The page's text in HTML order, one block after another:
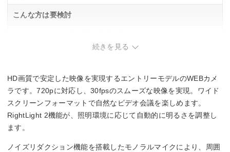
こんな方は要検討
・広い視野角で大人数を映したい方。
続きを見る
HD画質で安定した映像を実現するエントリーモデルのWEBカメ
ラです。720pに対応し、30fpsのスムーズな映像を実現。ワイド
スクリーンフォーマットで自然なビデオ会議を楽しめます。
RightLight 2機能が、照明環境に応じて自動的に明るさを調整し
ます。
ノイズリダクション機能を搭載したモノラルマイクにより、周囲